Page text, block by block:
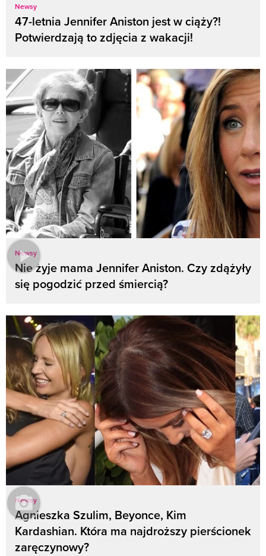
Newsy
47-letnia Jennifer Aniston jest w ciąży?!
Potwierdzają to zdjęcia z wakacji!
Newsy
Nie żyje mama Jennifer Aniston. Czy zdążyły
się pogodzić przed śmiercią?
Newsy
Agnieszka Szulim, Beyonce, Kim
Kardashian. Która ma najdroższy pierścionek
zaręczynowy?